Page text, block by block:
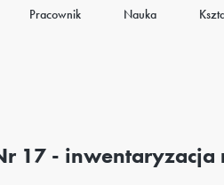
Pracownik Nauka
17 - inwentaryzacja